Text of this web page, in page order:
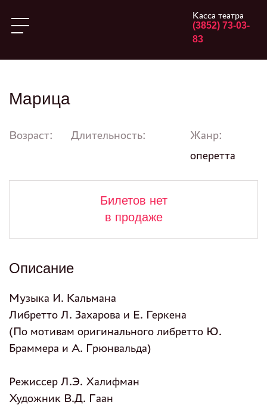
Касса театра
(3852) 73-03-
83
Марица
Возраст: Длительность:
Жанр:
оперетта
Билетов нет
в продаже
Описание
Музыка И. Кальмана
Либретто Л. Захарова и Е. Геркена
(По мотивам оригинального либретто Ю.
Браммера и А. Грюнвальда)
Режиссер Л.Э. Халифман
Художник В.Д. Гаан